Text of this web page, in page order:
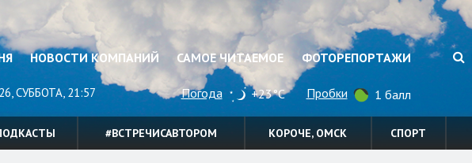
НОВОСТИ КОМПАНИЙ САМОЕ ЧИТАЕМОЕ ФОТОРЕПОРТАЖИ
СУББОТА, 21:57 Погода +23°C Пробки 1 балл
#ВСТРЕЧИСАВТОРОМ КОРОЧЕ, ОМСК СПОРТ